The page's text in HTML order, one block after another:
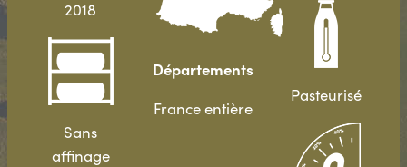
2018
Sans
affinage
Départements
France entière
Pasteurisé